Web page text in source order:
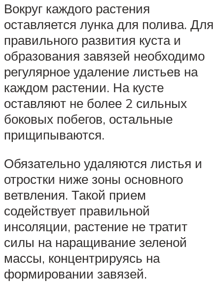
Вокруг каждого растения
оставляется лунка для полива. Для
правильного развития куста и
образования завязей необходимо
регулярное удаление листьев на
каждом растении. На кусте
оставляют не более 2 сильных
боковых побегов, остальные
прищипываются.
Обязательно удаляются листья и
отростки ниже зоны основного
ветвления. Такой прием
содействует правильной
инсоляции, растение не тратит
силы на наращивание зеленой
массы, концентрируясь на
формировании завязей.